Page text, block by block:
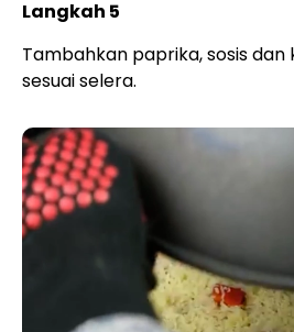
Langkah 5
Tambahkan paprika, sosis
sesuai selera.